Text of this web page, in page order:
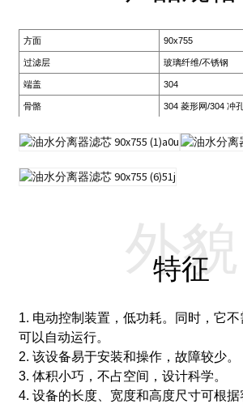
方面 90x755
过滤层 玻璃纤维/不锈钢
端盖 304
骨骼 304 菱形网/304 冲
特征
外貌
1. 电动控制装置，低功耗。
同时，它不
可以自动运行。
2. 该设备易于安装和操作，故障较少。
3. 体积小巧，不占空间，设计科学。
4. 设备的长度、宽度和高度尺寸可根